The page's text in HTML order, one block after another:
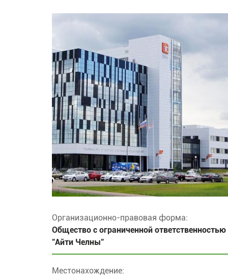
Организационно-правовая форма:
Общество с ограниченной ответственностью
"Айти Челны"
Местонахождение: